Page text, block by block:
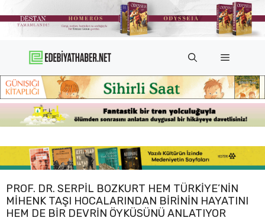
atla
Menü
PROF. DR. SERPIL BOZKURT HEM TÜRKIYE’NIN
MIHENK TAŞI HOCALARINDAN BIRININ HAYATINI
HEM DE BIR DEVRIN ÖYKÜSÜNÜ ANLATIYOR